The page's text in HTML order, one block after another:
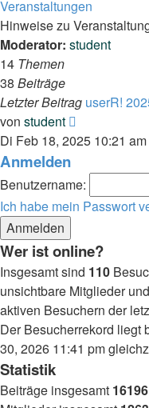
Veranstaltungen
Hinweise zu
Moderator: student
14 Themen
38 Beiträge
Letzter Beitrag userR!
von student
Beitrag
Di Feb 18, 2025 10:21 am
Anmelden
Benutzername:
Ich habe mein Passwort
Wer ist online?
Insgesamt sind 110
unsichtbare Mitglieder
aktiven Besuchern der
Der Besucherrekord liegt
30, 2026 11:41 pm
Statistik
Beiträge insgesamt 16196